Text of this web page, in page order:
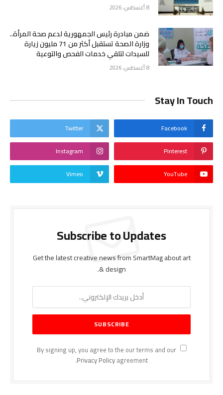
8 أغسطس، 2026
ضمن مبادرة رئيس الجمهورية لدعم صحة المرأة..
وزارة الصحة تستقبل أكثر من 71 مليون زيارة
للسيدات لتلقي خدمات الفحص والتوعية
8 أغسطس، 2026
Stay In Touch
Facebook
Twitter
Pinterest
Instagram
YouTube
Vimeo
Subscribe to Updates
Get the latest creative news from SmartMag about art
& design.
By signing up, you agree to the our terms and our
Privacy Policyagreement.